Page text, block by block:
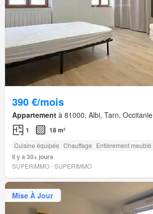
390 €/mois
Appartement à 81000, Albi, Tarn, Occitanie
1 18 m²
Cuisine équipée Chauffage Entièrement meublé
Il y a 30+ jours
SUPERIMMO - SUPERIMMO
Mise À Jour